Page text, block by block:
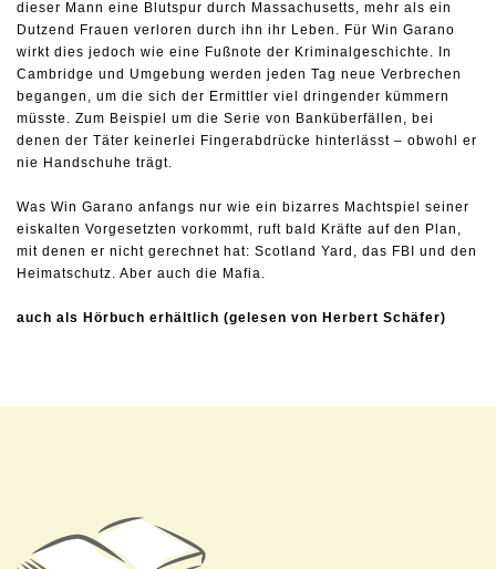
dieser Mann eine Blutspur durch Massachusetts, mehr als ein
Dutzend Frauen verloren durch ihn ihr Leben. Für Win Garano
wirkt dies jedoch wie eine Fußnote der Kriminalgeschichte. In
Cambridge und Umgebung werden jeden Tag neue Verbrechen
begangen, um die sich der Ermittler viel dringender kümmern
müsste. Zum Beispiel um die Serie von Banküberfällen, bei
denen der Täter keinerlei Fingerabdrücke hinterlässt – obwohl er
nie Handschuhe trägt.
Was Win Garano anfangs nur wie ein bizarres Machtspiel seiner
eiskalten Vorgesetzten vorkommt, ruft bald Kräfte auf den Plan,
mit denen er nicht gerechnet hat: Scotland Yard, das FBI und den
Heimatschutz. Aber auch die Mafia.
auch als Hörbuch erhältlich (gelesen von Herbert Schäfer)